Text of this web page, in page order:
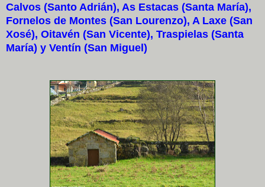
Calvos (Santo Adrián), As Estacas (Santa María),
Fornelos de Montes (San Lourenzo), A Laxe (San
Xosé), Oitavén (San Vicente), Traspielas (Santa
María) y Ventín (San Miguel)